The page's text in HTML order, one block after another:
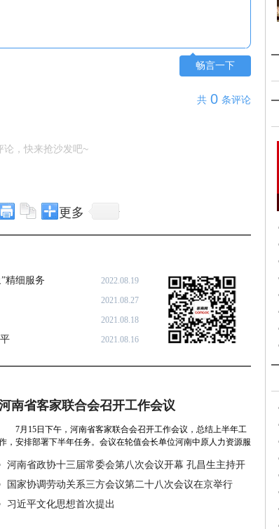
畅言一下
共 0 条评论
论，快来抢沙发吧~
更多
2022.08.19
精细服务
2021.08.27
2021.08.18
2021.08.16
南省客家联合会召开工作会议
7月15日下午，河南省客家联合会召开工作会议，总结上半年工
，安排部署下半年任务。会议在轮值会长单位河南中原人力资源服
河南省政协十三届常委会第八次会议开幕 孔昌生主持开
幕会并参加
国家协调劳动关系三方会议第二十八次会议在京举行
习近平文化思想首次提出